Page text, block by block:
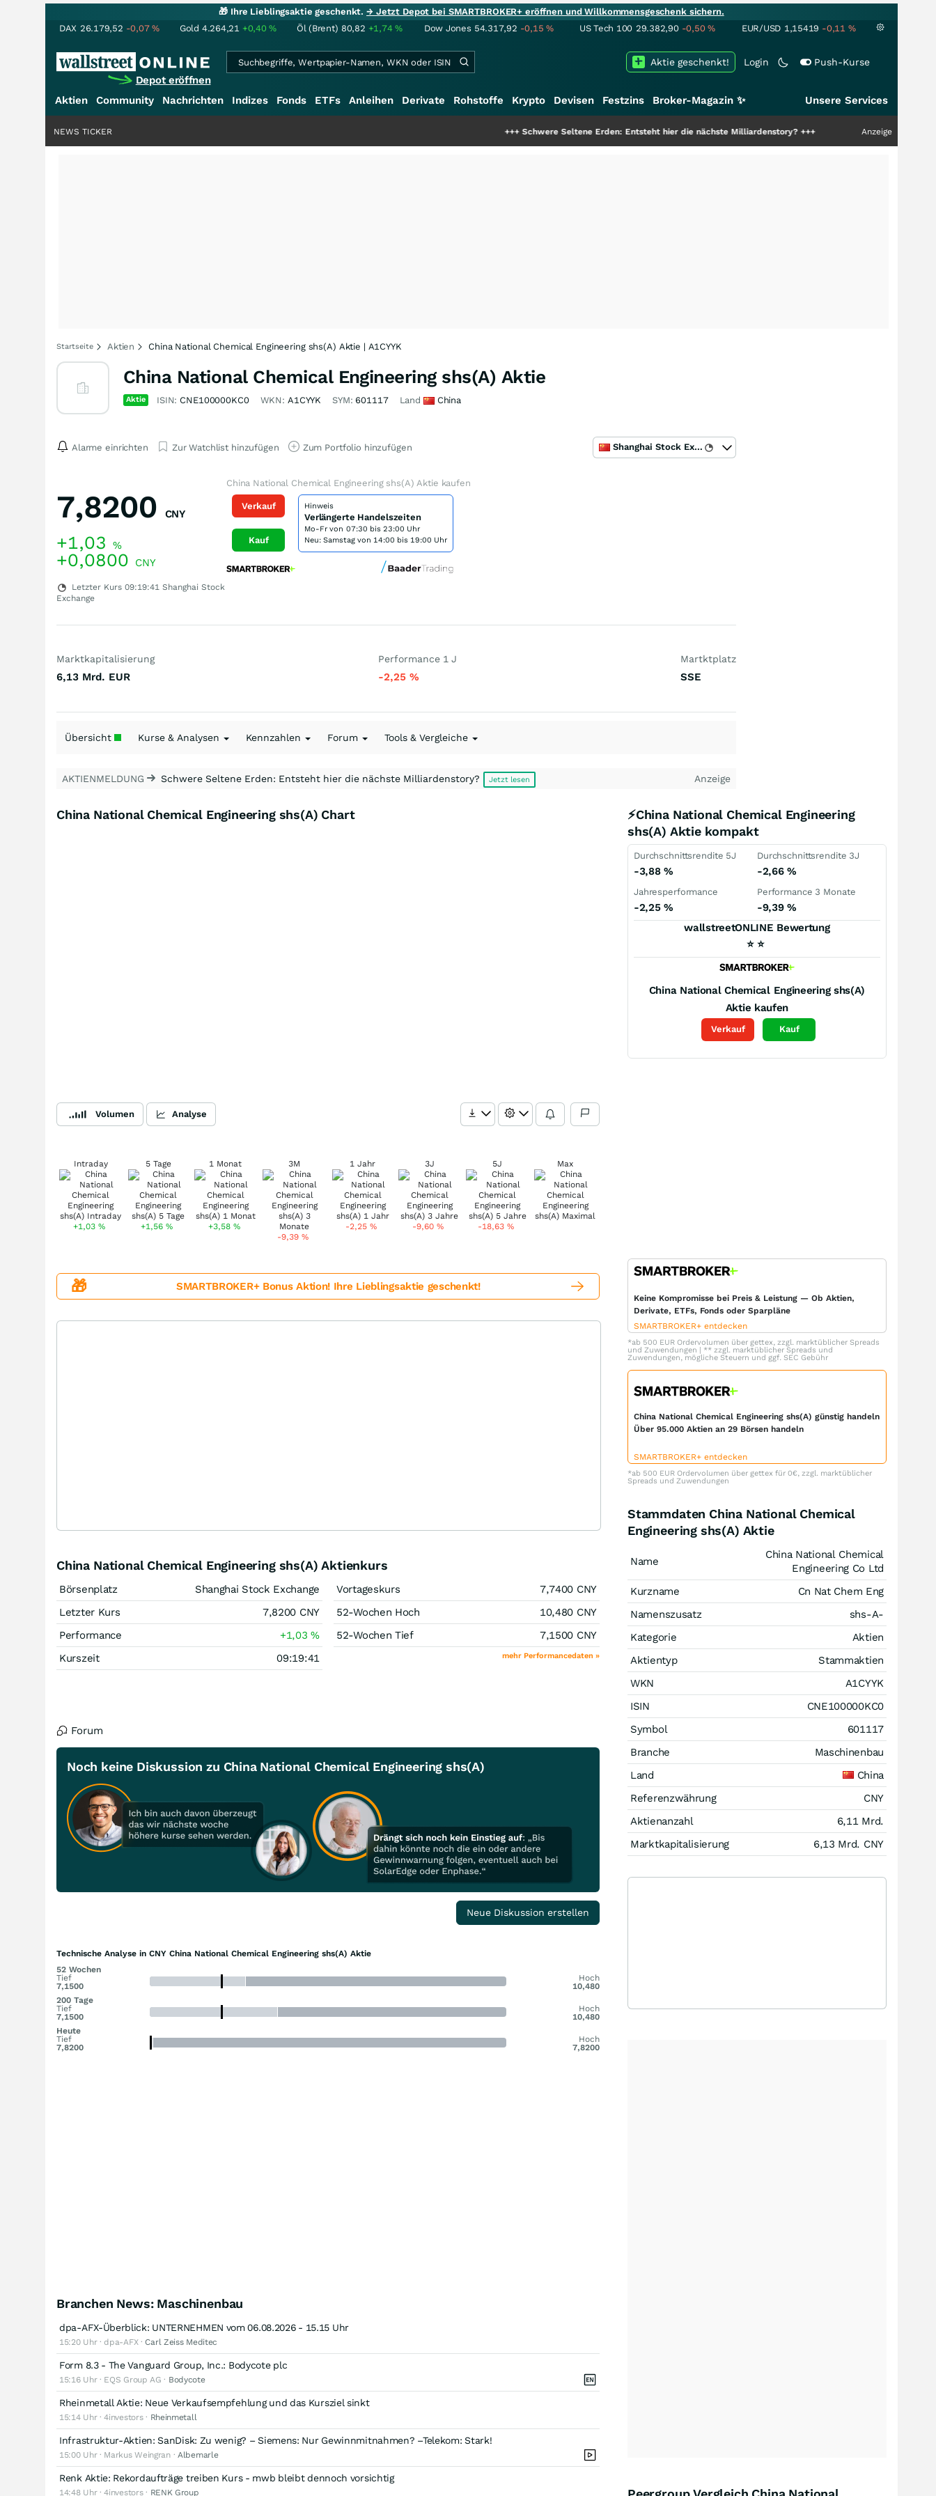
🎁 Ihre Lieblingsaktie geschenkt.→ Jetzt Depot bei SMARTBROKER+ eröffnen und Willkommensgeschenk sichern.
DAX 26.179,52 -0,07% Gold 4.264,21 +0,40% Öl (Brent) 80,82 +1,74% Dow Jones 54.317,92 -0,15% US Tech 100 29.382,90 -0,50% EUR/USD 1,15419 -0,11 %
Depot eröffnen
Login Push-Kurse
Aktie geschenkt!
Aktien Community Nachrichten Indizes Fonds ETFs Anleihen Derivate Rohstoffe Krypto Devisen Festzins Broker-Magazin ✨ Unsere Services
Schwere Seltene Erden: Entsteht hier die nächste Milliardenstory?+++ Anzeige
NEWS TICKER
Startseite Aktien China National Chemical Engineering shs(A) Aktie | A1CYYK
China National Chemical Engineering shs(A) Aktie
Aktie ISIN: CNE100000KC0 WKN: A1CYYK SYM: 601117 Land China
Alarme einrichten Zur Watchlist hinzufügen Zum Portfolio hinzufügen Shanghai Stock Exchange
7,8200 CNY
+1,03 %
+0,0800 CNY
Letzter Kurs 09:19:41 Shanghai Stock
Exchange
China National Chemical Engineering shs(A) Aktie kaufen
Verkauf
Kauf
Hinweis
Verlängerte Handelszeiten
Mo-Fr von 07:30 bis 23:00 Uhr
Neu: Samstag von 14:00 bis 19:00 Uhr
Marktkapitalisierung
6,13 Mrd. EUR
Performance 1 J
-2,25 %
Martktplatz
SSE
Übersicht Kurse & Analysen Kennzahlen Forum Tools & Vergleiche
AKTIENMELDUNG Schwere Seltene Erden: Entsteht hier die nächste Milliardenstory? Jetzt lesen Anzeige
China National Chemical Engineering shs(A) Chart
Volumen Analyse
Intraday
+1,03%
5 Tage
+1,56%
1 Monat
+3,58 %
3M
-9,39%
1 Jahr
-2,25%
3J
-9,60%
5J
-18,63%
Max
⚡China National Chemical Engineering
shs(A) Aktie kompakt
Durchschnittsrendite 5J
-3,88%
Durchschnittsrendite 3J
-2,66%
Jahresperformance
-2,25%
Performance 3 Monate
-9,39%
wallstreetONLINE Bewertung
⭐ ⭐
China National Chemical Engineering shs(A)
Aktie kaufen
Verkauf Kauf
🎁 SMARTBROKER+ Bonus Aktion! Ihre Lieblingsaktie geschenkt!
China National Chemical Engineering shs(A) Aktienkurs
Börsenplatz
Shanghai Stock Exchange
Letzter Kurs
7,8200 CNY
Performance
+1,03%
Kurszeit
09:19:41
Vortageskurs 7,7400 CNY
52-Wochen Hoch
10,480 CNY
52-Wochen Tief
7,1500 CNY
mehr Performancedaten »
Forum
Noch keine Diskussion zu China National Chemical Engineering shs(A)
Neue Diskussion erstellen
Technische Analyse in CNY China National Chemical Engineering shs(A) Aktie
52 Wochen
Tief
7,1500
Hoch
10,480
200 Tage
Tief
7,1500
Hoch
10,480
Heute
Tief
7,8200
Hoch
7,8200
Branchen News: Maschinenbau
dpa-AFX-Überblick: UNTERNEHMEN vom 06.08.2026 - 15.15 Uhr
15:20 Uhr · dpa-AFX ·Carl Zeiss Meditec
Form 8.3 - The Vanguard Group, Inc.: Bodycote plc
15:16 Uhr · EQS Group AG · Bodycote
Rheinmetall Aktie: Neue Verkaufsempfehlung und das Kursziel sinkt
15:14 Uhr · 4investors · Rheinmetall
Infrastruktur-Aktien: SanDisk: Zu wenig? – Siemens: Nur Gewinnmitnahmen? –Telekom: Stark!
15:00 Uhr · Markus Weingran · Albemarle
Renk Aktie: Rekordaufträge treiben Kurs - mwb bleibt dennoch vorsichtig
14:48 Uhr · 4investors · RENK Group
Keine Kompromisse bei Preis & Leistung — Ob Aktien,
Derivate, ETFs, Fonds oder Sparpläne
SMARTBROKER+ entdecken
*ab 500 EUR Ordervolumen über gettex, zzgl. marktüblicher Spreads
und Zuwendungen | ** zzgl. marktüblicher Spreads und
Zuwendungen, mögliche Steuern und ggf. SEC Gebühr
China National Chemical Engineering shs(A) günstig handeln
Über 95.000 Aktien an 29 Börsen handeln
SMARTBROKER+ entdecken
*ab 500 EUR Ordervolumen über gettex für 0€, zzgl. marktüblicher
Spreads und Zuwendungen
Stammdaten China National Chemical
Engineering shs(A) Aktie
Name
China National Chemical
Engineering Co Ltd
Kurzname
Cn Nat Chem Eng
Namenszusatz
shs-A-
Kategorie
Aktien
Aktientyp
Stammaktien
WKN
A1CYYK
ISIN
CNE100000KC0
Symbol
601117
Branche
Maschinenbau
Land
China
Referenzwährung
CNY
Aktienanzahl
6,11 Mrd.
Marktkapitalisierung
6,13 Mrd. CNY